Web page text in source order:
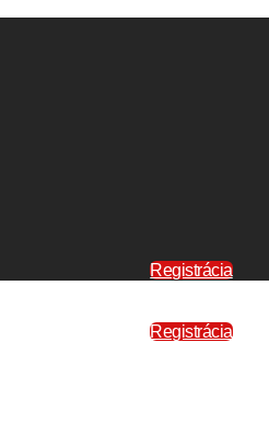
Registrácia
Registrácia